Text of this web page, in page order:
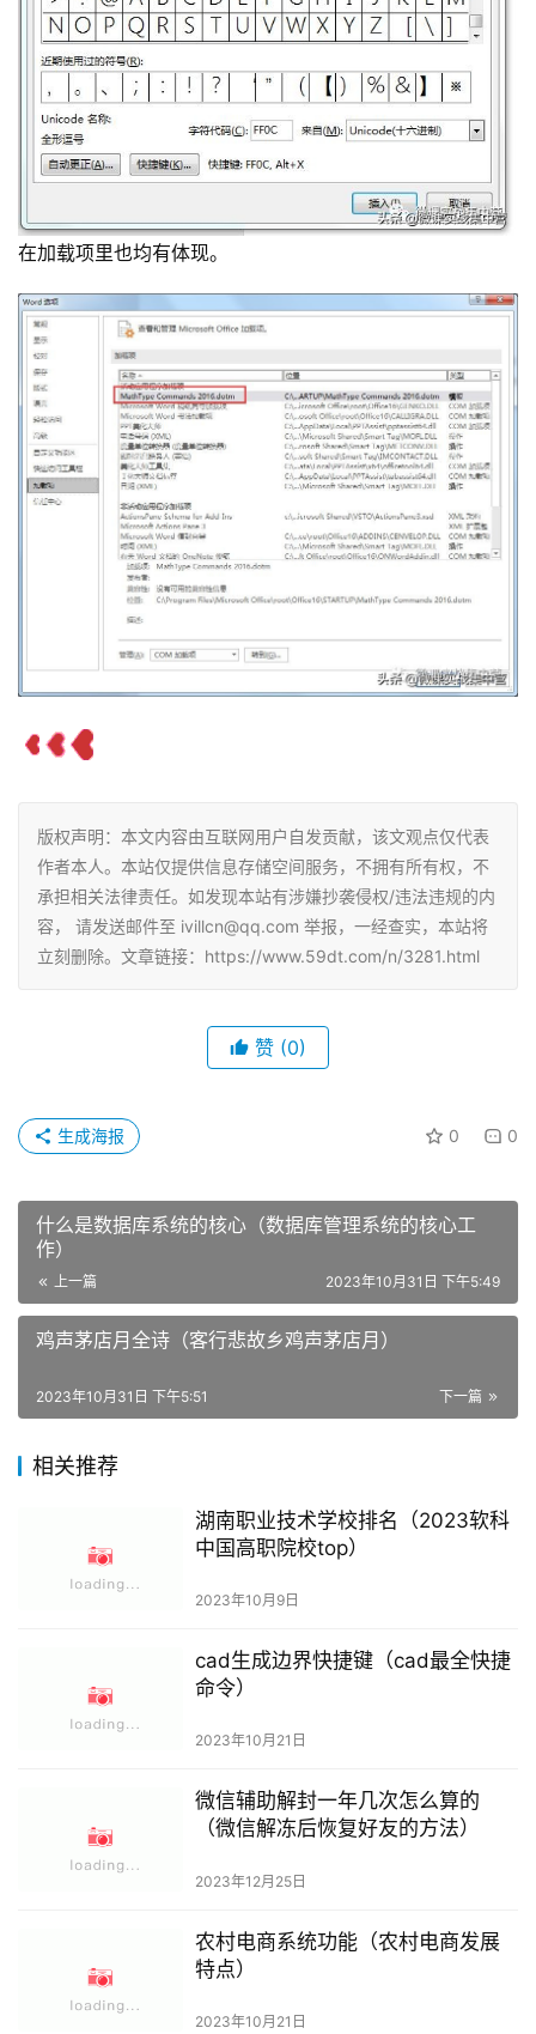
在加载项里也均有体现。
版权声明：本文内容由互联网用户自发贡献，该文观点仅代表
作者本人。本站仅提供信息存储空间服务，不拥有所有权，不
承担相关法律责任。如发现本站有涉嫌抄袭侵权/违法违规的内
容， 请发送邮件至 ivillcn@qq.com 举报，一经查实，本站将
立刻删除。文章链接：https://www.59dt.com/n/3281.html
赞 (0)
0 0
生成海报
什么是数据库系统的核心（数据库管理系统的核心工
作）
上一篇 2023年10月31日 下午5:49
鸡声茅店月全诗（客行悲故乡鸡声茅店月）
下一篇
2023年10月31日 下午5:51
相关推荐
湖南职业技术学校排名（2023软科
中国高职院校top）
2023年10月9日
cad生成边界快捷键（cad最全快捷
命令）
2023年10月21日
微信辅助解封一年几次怎么算的
（微信解冻后恢复好友的方法）
2023年12月25日
农村电商系统功能（农村电商发展
特点）
2023年10月21日